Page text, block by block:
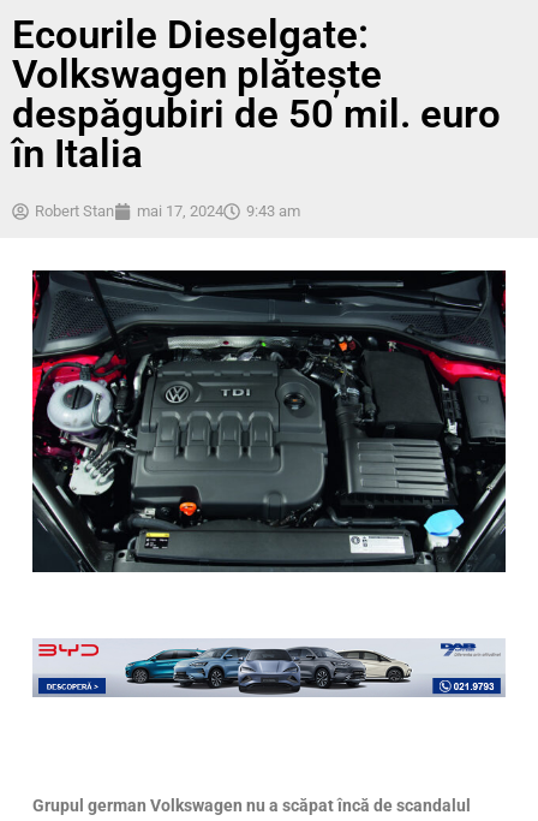
Ecourile Dieselgate:
Volkswagen plătește
despăgubiri de 50 mil. euro
în Italia
Robert Stan mai 17, 2024 9:43 am
Grupul german Volkswagen nu a scăpat încă de scandalul